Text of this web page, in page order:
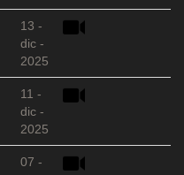
13 -
dic -
2025
11 -
dic -
2025
07 -